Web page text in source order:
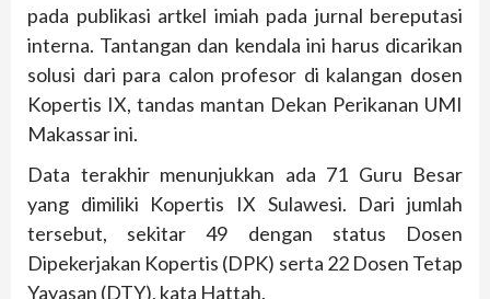
pada publikasi artkel imiah pada jurnal bereputasi
interna. Tantangan dan kendala ini harus dicarikan
solusi dari para calon profesor di kalangan dosen
Kopertis IX, tandas mantan Dekan Perikanan UMI
Makassar ini.
Data terakhir menunjukkan ada 71 Guru Besar
yang dimiliki Kopertis IX Sulawesi. Dari jumlah
tersebut, sekitar 49 dengan status Dosen
Dipekerjakan Kopertis (DPK) serta 22 Dosen Tetap
Yayasan (DTY), kata Hattah.